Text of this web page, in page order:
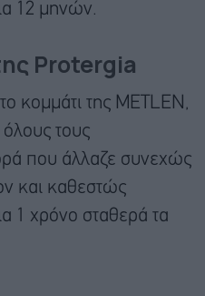
12 μηνών.
Protergia
κομμάτι της METLEN,
τους
που άλλαζε συνεχώς
και καθεστώς
1 χρόνο σταθερά τα